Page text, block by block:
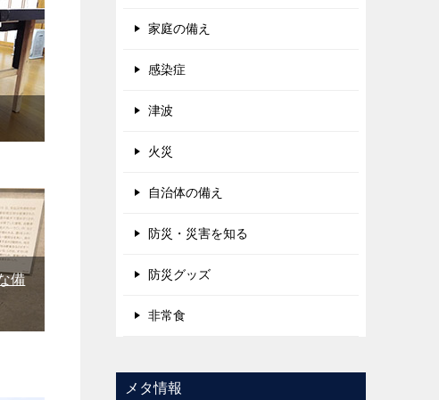
備
家庭の備え
感染症
津波
火災
自治体の備え
防災・災害を知る
防災グッズ
非常食
メタ情報